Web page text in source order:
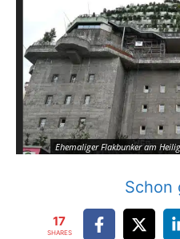
Ehemaliger Flakbunker am
Schon
17
SHARES